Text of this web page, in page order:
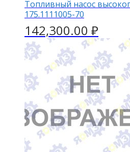
Топливный насос
175.1111005-70
142,300.00 ₽